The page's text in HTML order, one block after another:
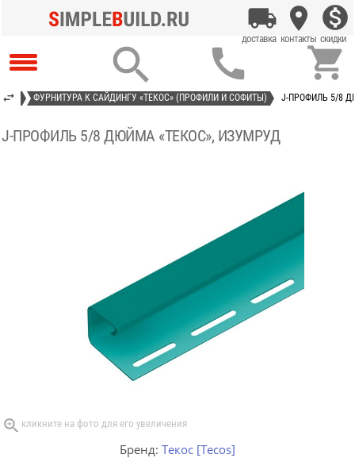
  
ФУРНИТУРА К САЙДИНГУ «ТЕКОС» (ПРОФИЛИ И СОФИТЫ) J-ПРОФИЛЬ 5/8
J-ПРОФИЛЬ 5/8 ДЮЙМА «ТЕКОС», ИЗУМРУД
Бренд: Текос [Tecos]